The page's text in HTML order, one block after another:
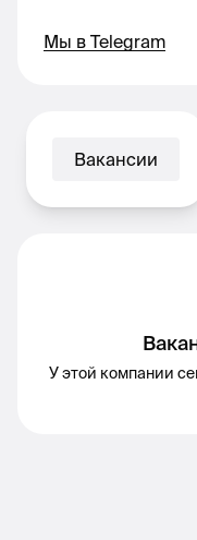
Мы в Telegram
Вакансии
У этой компании